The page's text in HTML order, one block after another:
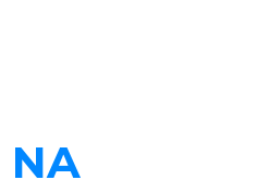
NA